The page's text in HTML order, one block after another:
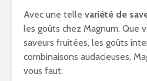
Avec une telle variété de
les goûts chez Magnum. Que
saveurs fruitées, les goûts
combinaisons audacieuses,
vous faut.